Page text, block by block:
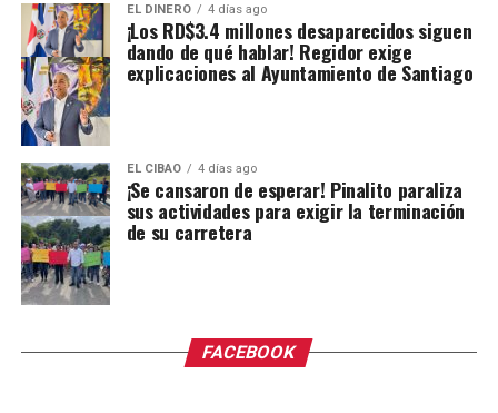
EL DINERO 4 días ago
¡Los RD$3.4 millones desaparecidos siguen
dando de qué hablar! Regidor exige
explicaciones al Ayuntamiento de Santiago
EL CIBAO 4 días ago
¡Se cansaron de esperar! Pinalito paraliza
sus actividades para exigir la terminación
de su carretera
FACEBOOK